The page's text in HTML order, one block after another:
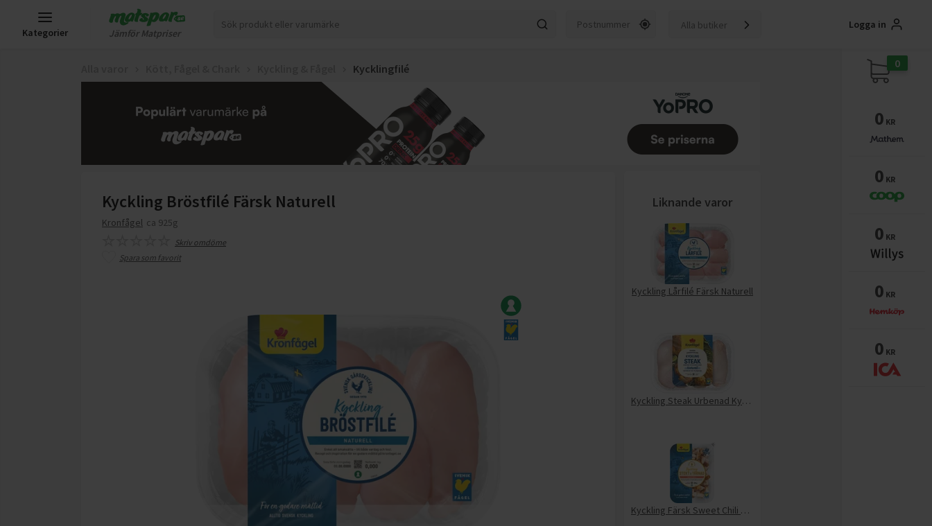
Kategorier Jämför Matpriser
Alla butiker Logga in
Kycklingfilé
Kyckling Bröstfilé Färsk Naturell
Kronfågel ca 925g
Skriv omdöme
Spara som favorit
Liknande varor
Kyckling Lårfilé Färsk Naturell
Kyckling Steak Urbenad Kycklingklubba Naturell
Kyckling Färsk Sweet Chili Stekt & Tärnad
0
0 KR
0 KR
0 KR
0 KR
0 KR